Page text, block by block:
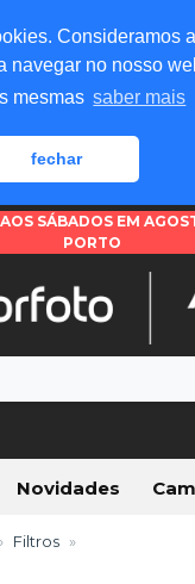
Consideramos
navegar no nosso
mesmas saber mais
fechar
SÁBADOS EM
PORTO
Novidades
Filtros